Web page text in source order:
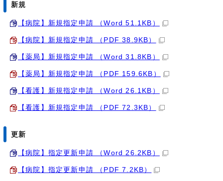
新規
【病院】新規指定申請 （Word 51.1KB）
【病院】新規指定申請 （PDF 38.9KB）
【薬局】新規指定申請 （Word 31.8KB）
【薬局】新規指定申請 （PDF 159.6KB）
【看護】新規指定申請 （Word 26.1KB）
【看護】新規指定申請 （PDF 72.3KB）
更新
【病院】指定更新申請 （Word 26.2KB）
【病院】指定更新申請 （PDF 7.2KB）